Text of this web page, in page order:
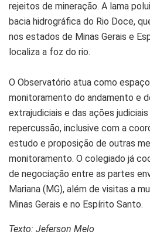
rejeitos de mineração. A lama
bacia hidrográfica do Rio Doce,
nos estados de Minas Gerais e
localiza a foz do rio.
O Observatório atua como
monitoramento do andamento e
extrajudiciais e das ações
repercussão, inclusive com a
estudo e proposição de outras
monitoramento. O colegiado já
de negociação entre as partes
Mariana (MG), além de visitas a
Minas Gerais e no Espírito Santo.
Texto: Jeferson Melo